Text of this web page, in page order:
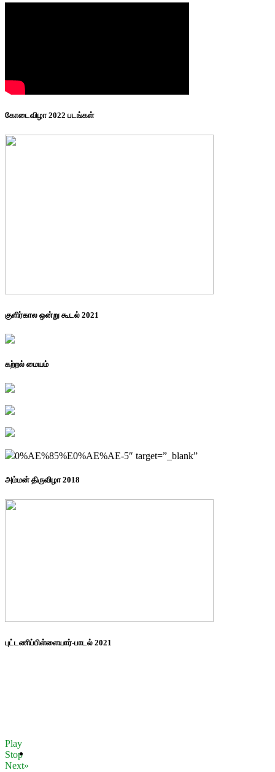
கோடைவிழா 2022 படங்கள்
குளிர்கால ஒன்று கூடல் 2021
கற்றல் மையம்
0%AE%85%E0%AE%AE-5″ target=”_blank”
அம்மன் திருவிழா 2018
புட்டணிப்பிள்ளையார்-பாடல் 2021
Play
Stop
Next»